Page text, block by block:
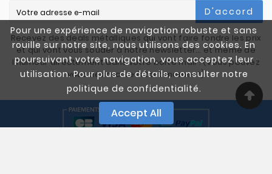
Pour une expérience de navigation robuste et sans
rouille sur notre site, nous utilisons des cookies. En
poursuivant votre navigation, vous acceptez leur
utilisation. Pour plus de détails, consulter notre
politique de confidentialité.
Accept All
D'accord
Recevez des deals métalliques qui vont faire fondre les prix
et qui vont vous souder à notre newsletter… et même de
l'humour directement dans votre boîte mail ! (Vous pouvez
vous désinscrire à tout moment)